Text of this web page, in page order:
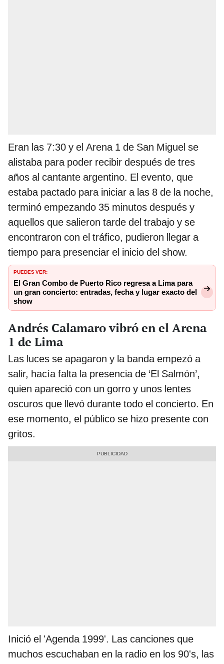
Eran las 7:30 y el Arena 1 de San Miguel se
alistaba para poder recibir después de tres
años al cantante argentino. El evento, que
estaba pactado para iniciar a las 8 de la noche,
terminó empezando 35 minutos después y
aquellos que salieron tarde del trabajo y se
encontraron con el tráfico, pudieron llegar a
tiempo para presenciar el inicio del show.
PUEDES VER:
El Gran Combo de Puerto Rico regresa a Lima para
un gran concierto: entradas, fecha y lugar exacto del
show
Andrés Calamaro vibró en el Arena
1 de Lima
Las luces se apagaron y la banda empezó a
salir, hacía falta la presencia de ‘El Salmón’,
quien apareció con un gorro y unos lentes
oscuros que llevó durante todo el concierto. En
ese momento, el público se hizo presente con
gritos.
Inició el 'Agenda 1999'. Las canciones que
muchos escuchaban en la radio en los 90's, las